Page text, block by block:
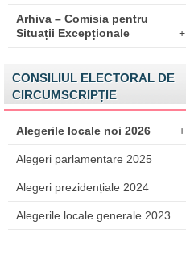
Arhiva – Comisia pentru
Situații Excepționale
+
CONSILIUL ELECTORAL DE
CIRCUMSCRIPȚIE
Alegerile locale noi 2026 +
Alegeri parlamentare 2025
Alegeri prezidențiale 2024
Alegerile locale generale 2023